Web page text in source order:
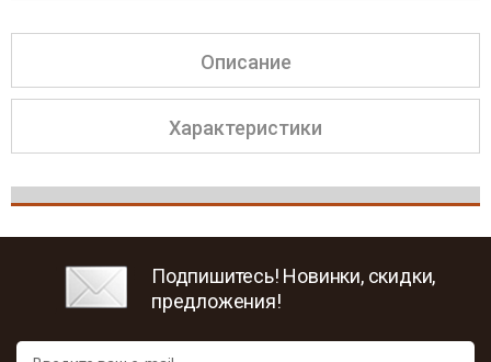
Описание
Характеристики
Подпишитесь! Новинки, скидки,
предложения!